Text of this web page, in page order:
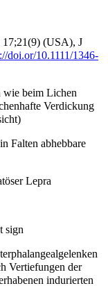
17;21(9) (USA), J
doi.or/10.1111/1346-
wie beim Lichen
Verdickung
Falten abhebbare
Lepra
sign
Vertiefungen der
indurierten